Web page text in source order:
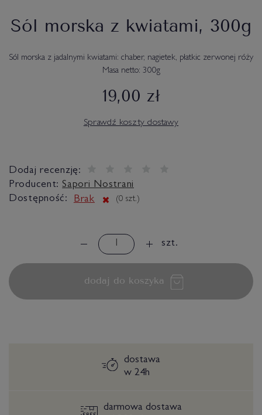
Sól morska z kwiatami, 300g
Sól morska z jadalnymi kwiatami: chaber, nagietek, płatkic zerwonej róży
Masa netto: 300g
19,00 zł
Sprawdź koszty dostawy
Dodaj recenzję:
Producent: Sapori Nostrani
Dostępność:
Brak (0 szt.)
szt.
dodaj do koszyka
dostawa
w 24h
darmowa dostawa